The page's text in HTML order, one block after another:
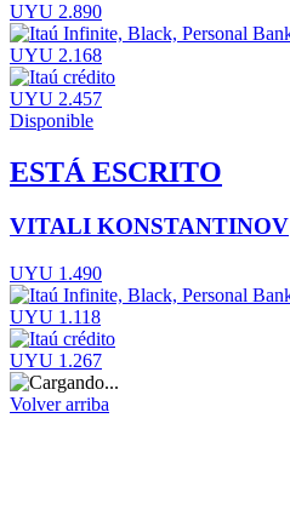
UYU 2.890
UYU 2.168
UYU 2.457
Disponible
ESTÁ ESCRITO
VITALI KONSTANTINOV
UYU 1.490
UYU 1.118
UYU 1.267
Volver arriba